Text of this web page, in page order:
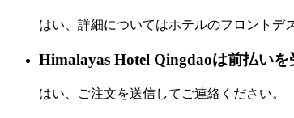
はい、詳細についてはホテルのフロントデ
Himalayas Hotel Qingdaoは前払いを
はい、ご注文を送信してご連絡ください。